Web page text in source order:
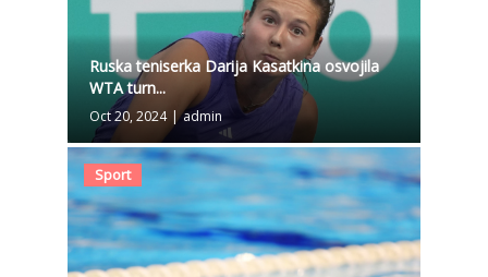
Ruska teniserka Darija Kasatkina osvojila
WTA turn...
Oct 20, 2024 | admin
Sport